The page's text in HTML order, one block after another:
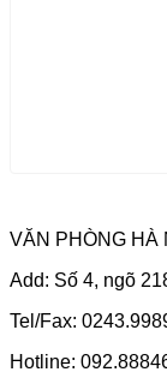
VĂN PHÒNG HÀ
Add: Số 4, ngõ
Tel/Fax:
Hotline: